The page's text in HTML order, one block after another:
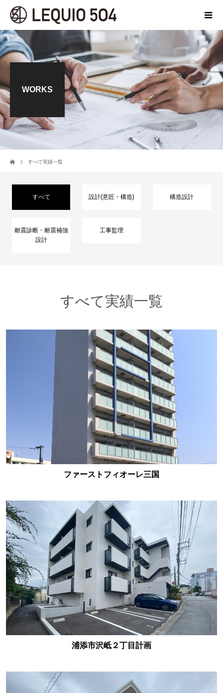
WORKS
すべて実績一覧
すべて 設計(意匠・構造) 構造設計
耐震診断・耐震補強
設計
工事監理
すべて実績一覧
ファーストフィオーレ三国
浦添市沢岻２丁目計画